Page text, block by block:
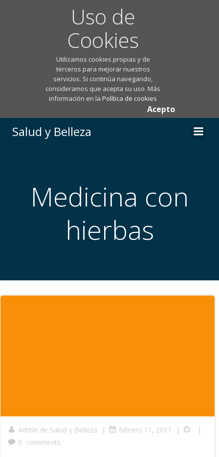
Uso de
Cookies
Utilizamos cookies propias y de
terceros para mejorar nuestros
servicios. Si continúa navegando,
consideramos que acepta su uso. Más
información en laPolítica de cookies
Acepto
Salud y Belleza
Medicina con
hierbas
Admin de Salud y Belleza | febrero 11, 2011 | |
0 comments